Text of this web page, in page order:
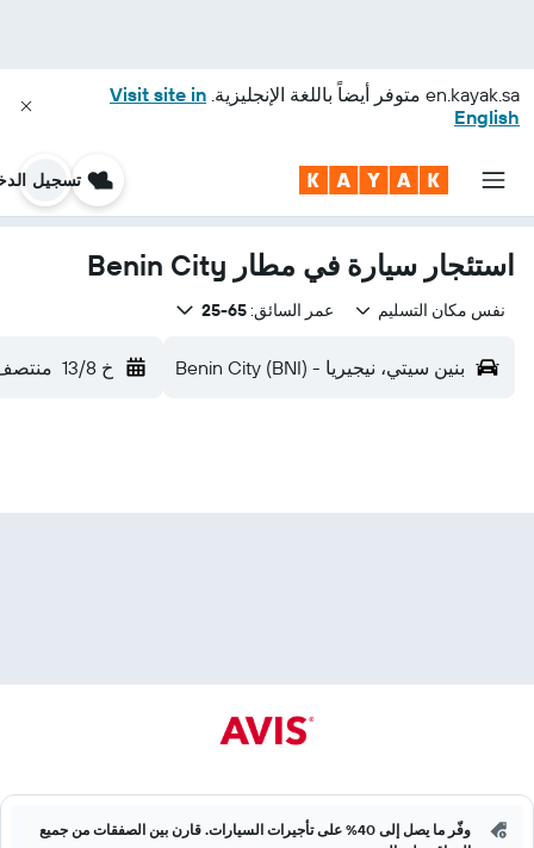
en.kayak.sa متوفر أيضاً باللغة الإنجليزية. Visit site in
English
تسجيل
استئجار سيارة في مطار Benin City
نفس مكان التسليم عمر السائق:65-25
بنين سيتي، نيجيريا - Benin City (BNI) خ 13/8 منتصف
وفّر ما يصل إلى 40% على تأجيرات السيارات. قارن بين الصفقات من جميع